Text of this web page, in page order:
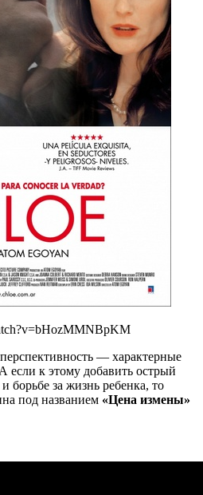
— характерные
если к этому добавить острый
борьбе за жизнь ребенка, то
под названием «Цена измены»